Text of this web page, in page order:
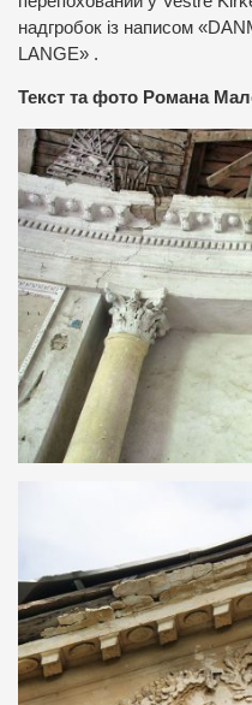
надгробок із написом
LANGE» .
Текст та фото Романа